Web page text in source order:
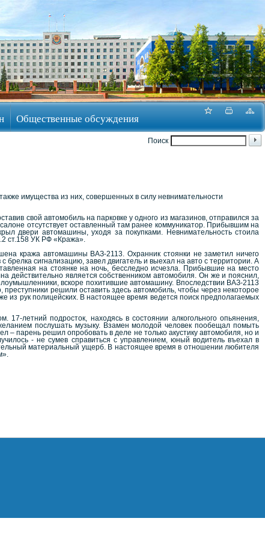
Общественные обсуждения
Поиск
имущества из них, совершенных в силу невнимательности
свой автомобиль на парковке у одного из магазинов, отправился за
отсутствует оставленный там ранее коммуникатор. Прибывшим на
двери автомашины, уходя за покупками. Невнимательность стоила
ст.158 УК РФ «Кража».
кража автомашины ВАЗ-2113. Охранник стоянки не заметил ничего
сигнализацию, завел двигатель и выехал на авто с территории. А
на стоянке на ночь, бесследно исчезла. Прибывшие на место
действительно является собственником автомобиля. Он же и пояснил,
вскоре похитившие автомашину. Впоследствии ВАЗ-2113
решили оставить здесь автомобиль, чтобы через некоторое
из рук полицейских. В настоящее время ведется поиск предполагаемых
летний подросток, находясь в состоянии алкогольного опьянения,
послушать музыку. Взамен молодой человек пообещал помыть
– парень решил опробовать в деле не только акустику автомобиля, но и
- не сумев справиться с управлением, юный водитель въехал в
материальный ущерб. В настоящее время в отношении любителя